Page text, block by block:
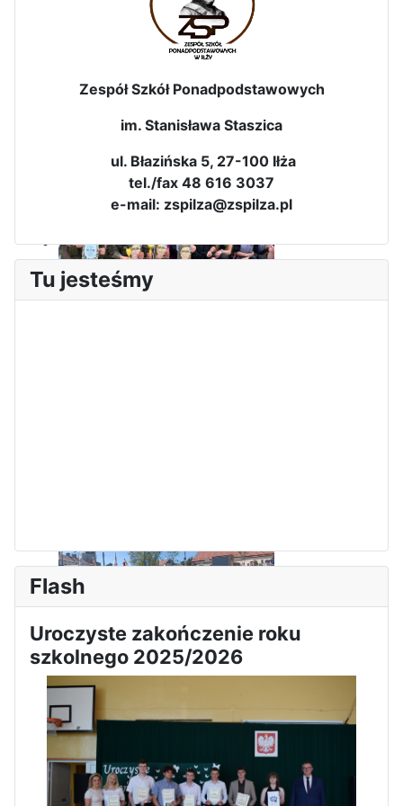
Dni Leśmianowskie 2026
Sukces Kingi na XXXVI
Olimpiadzie Teologii Katolickiej
Obchody Święta Konstytucji 3
Maja w Iłży
Zespół Szkół Ponadpodstawowych
im. Stanisława Staszica
ul. Błazińska 5, 27-100 Iłża
tel./fax 48 616 3037
e-mail: zspilza@zspilza.pl
Tu jesteśmy
Flash
Uroczyste zakończenie roku
szkolnego 2025/2026